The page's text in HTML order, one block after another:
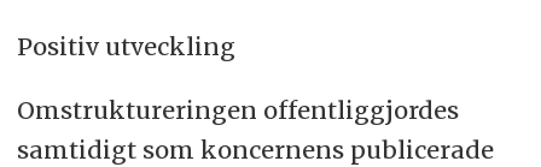
Positiv utveckling
Omstruktureringen offentliggjordes
samtidigt som koncernens publicerade